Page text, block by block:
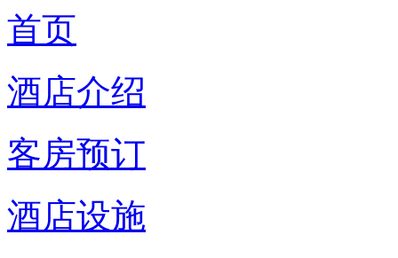
首页
酒店介绍
客房预订
酒店设施